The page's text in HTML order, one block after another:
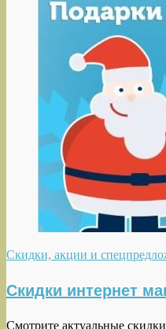
Скидки, акции и
Скидки интернет
Смотрите актуальные